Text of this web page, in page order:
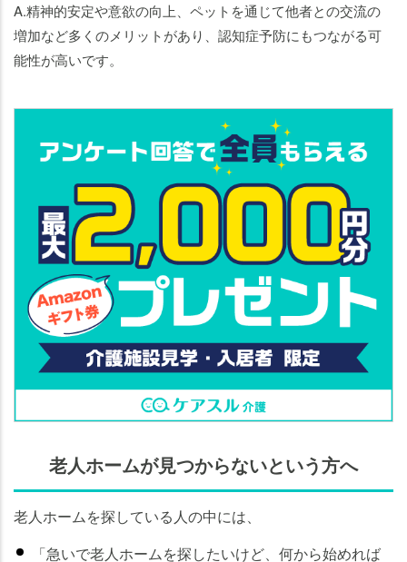
A.精神的安定や意欲の向上、ペットを通じて他者との交流の
増加など多くのメリットがあり、認知症予防にもつながる可
能性が高いです。
老人ホームが見つからないという方へ
老人ホームを探している人の中には、
「急いで老人ホームを探したいけど、何から始めれば